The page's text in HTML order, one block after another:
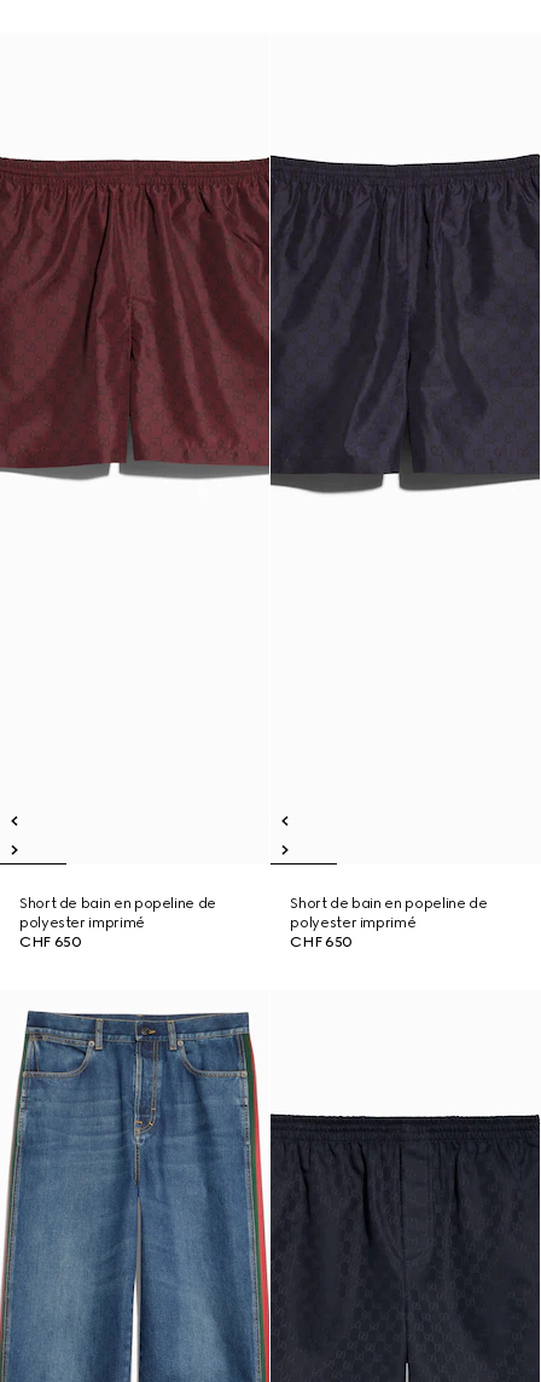
Short de bain en popeline de
polyester imprimé
CHF 650
Short de bain en popeline de
polyester imprimé
CHF 650